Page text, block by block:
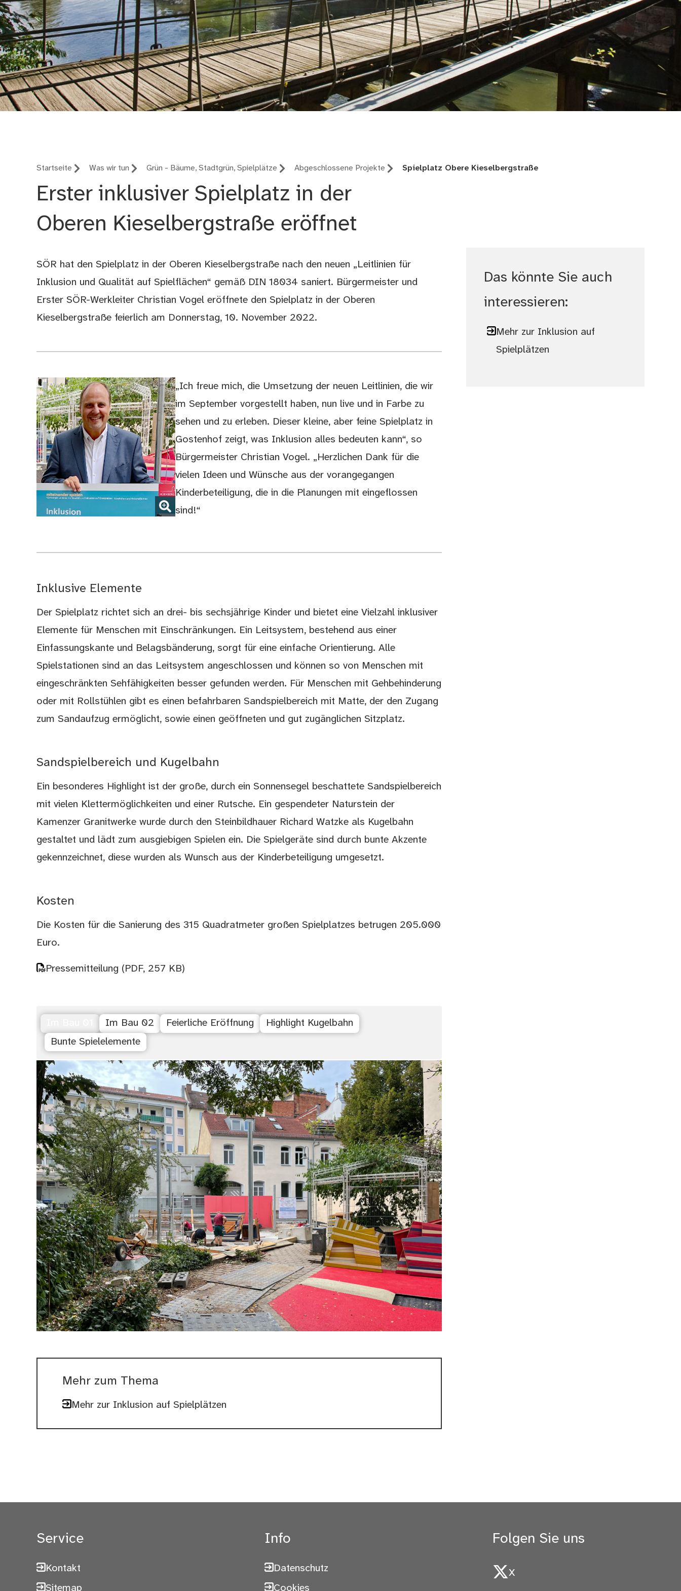
Startseite Was wir tun Grün - Bäume, Stadtgrün, Spielplätze Abgeschlossene Projekte Spielplatz Obere Kieselbergstraße
Erster inklusiver Spielplatz in der
Oberen Kieselbergstraße eröffnet
SÖR hat den Spielplatz in der Oberen Kieselbergstraße nach den neuen „Leitlinien für
Inklusion und Qualität auf Spielflächen“ gemäß DIN 18034 saniert. Bürgermeister und
Erster SÖR-Werkleiter Christian Vogel eröffnete den Spielplatz in der Oberen
Kieselbergstraße feierlich am Donnerstag, 10. November 2022.
(Bild vergrößern)
„Ich freue mich, die Umsetzung der neuen Leitlinien, die wir
im September vorgestellt haben, nun live und in Farbe zu
sehen und zu erleben. Dieser kleine, aber feine Spielplatz in
Gostenhof zeigt, was Inklusion alles bedeuten kann“, so
Bürgermeister Christian Vogel. „Herzlichen Dank für die
vielen Ideen und Wünsche aus der vorangegangen
Kinderbeteiligung, die in die Planungen mit eingeflossen
sind!“
Inklusive Elemente
Der Spielplatz richtet sich an drei- bis sechsjährige Kinder und bietet eine Vielzahl inklusiver
Elemente für Menschen mit Einschränkungen. Ein Leitsystem, bestehend aus einer
Einfassungskante und Belagsbänderung, sorgt für eine einfache Orientierung. Alle
Spielstationen sind an das Leitsystem angeschlossen und können so von Menschen mit
eingeschränkten Sehfähigkeiten besser gefunden werden. Für Menschen mit Gehbehinderung
oder mit Rollstühlen gibt es einen befahrbaren Sandspielbereich mit Matte, der den Zugang
zum Sandaufzug ermöglicht, sowie einen geöffneten und gut zugänglichen Sitzplatz.
Sandspielbereich und Kugelbahn
Ein besonderes Highlight ist der große, durch ein Sonnensegel beschattete Sandspielbereich
mit vielen Klettermöglichkeiten und einer Rutsche. Ein gespendeter Naturstein der
Kamenzer Granitwerke wurde durch den Steinbildhauer Richard Watzke als Kugelbahn
gestaltet und lädt zum ausgiebigen Spielen ein. Die Spielgeräte sind durch bunte Akzente
gekennzeichnet, diese wurden als Wunsch aus der Kinderbeteiligung umgesetzt.
Kosten
Die Kosten für die Sanierung des 315 Quadratmeter großen Spielplatzes betrugen 205.000
Euro.
Pressemitteilung (PDF, 257 KB)
Im Bau 02 Feierliche Eröffnung
Highlight Kugelbahn
Bunte Spielelemente
Mehr zum Thema
Mehr zur Inklusion auf Spielplätzen
Das könnte Sie auch
interessieren:
Mehr zur Inklusion auf
Spielplätzen
Service
Kontakt
Sitemap
Info
Datenschutz
Cookies
Folgen Sie uns
X